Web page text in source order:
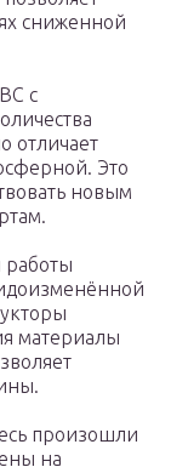
сниженной
с
отличает
Это
новым
материалы
произошли
на